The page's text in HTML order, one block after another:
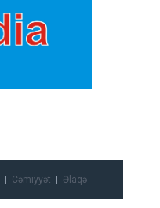
Cəmiyyət Əlaqə